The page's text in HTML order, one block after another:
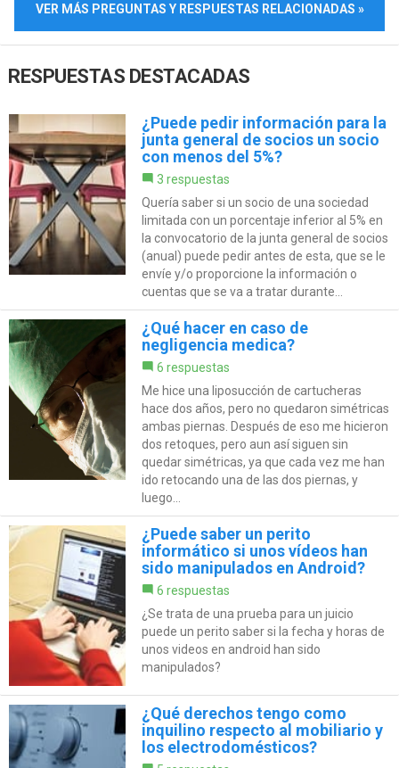
VER MÁS PREGUNTAS Y RESPUESTAS RELACIONADAS »
RESPUESTAS DESTACADAS
¿Puede pedir información para la
junta general de socios un socio
con menos del 5%?
3 respuestas
Quería saber si un socio de una sociedad
limitada con un porcentaje inferior al 5% en
la convocatorio de la junta general de socios
(anual) puede pedir antes de esta, que se le
envíe y/o proporcione la información o
cuentas que se va a tratar durante...
¿Qué hacer en caso de
negligencia medica?
6 respuestas
Me hice una liposucción de cartucheras
hace dos años, pero no quedaron simétricas
ambas piernas. Después de eso me hicieron
dos retoques, pero aun así siguen sin
quedar simétricas, ya que cada vez me han
ido retocando una de las dos piernas, y
luego...
¿Puede saber un perito
informático si unos vídeos han
sido manipulados en Android?
6 respuestas
¿Se trata de una prueba para un juicio
puede un perito saber si la fecha y horas de
unos videos en android han sido
manipulados?
¿Qué derechos tengo como
inquilino respecto al mobiliario y
los electrodomésticos?